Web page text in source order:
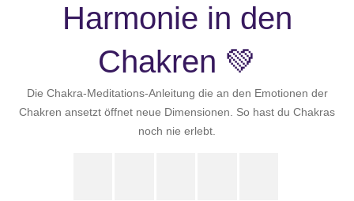
Harmonie in den
Chakren 💚
Die Chakra-Meditations-Anleitung die an den Emotionen der
Chakren ansetzt öffnet neue Dimensionen. So hast du Chakras
noch nie erlebt.